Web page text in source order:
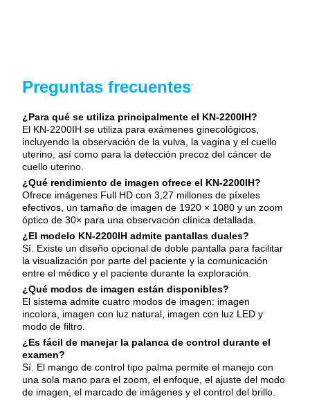
Preguntas frecuentes
¿Para qué se utiliza principalmente el KN-2200IH?
El KN-2200IH se utiliza para exámenes ginecológicos,
incluyendo la observación de la vulva, la vagina y el cuello
uterino, así como para la detección precoz del cáncer de
cuello uterino.
¿Qué rendimiento de imagen ofrece el KN-2200IH?
Ofrece imágenes Full HD con 3,27 millones de píxeles
efectivos, un tamaño de imagen de 1920 × 1080 y un zoom
óptico de 30× para una observación clínica detallada.
¿El modelo KN-2200IH admite pantallas duales?
Sí. Existe un diseño opcional de doble pantalla para facilitar
la visualización por parte del paciente y la comunicación
entre el médico y el paciente durante la exploración.
¿Qué modos de imagen están disponibles?
El sistema admite cuatro modos de imagen: imagen
incolora, imagen con luz natural, imagen con luz LED y
modo de filtro.
¿Es fácil de manejar la palanca de control durante el
examen?
Sí. El mango de control tipo palma permite el manejo con
una sola mano para el zoom, el enfoque, el ajuste del modo
de imagen, el marcado de imágenes y el control del brillo.